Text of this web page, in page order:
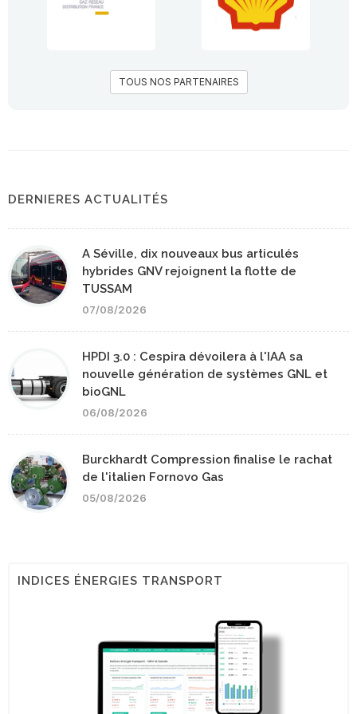
TOUS NOS PARTENAIRES
DERNIERES ACTUALITÉS
A Séville, dix nouveaux bus articulés
hybrides GNV rejoignent la flotte de
TUSSAM
07/08/2026
HPDI 3.0 : Cespira dévoilera à l'IAA sa
nouvelle génération de systèmes GNL et
bioGNL
06/08/2026
Burckhardt Compression finalise le rachat
de l'italien Fornovo Gas
05/08/2026
INDICES ÉNERGIES TRANSPORT